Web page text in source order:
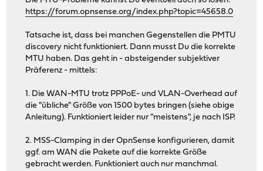
https://forum.opnsense.org/index.php?topic=45658.0
Tatsache ist, dass bei manchen Gegenstellen die PMTU
discovery nicht funktioniert. Dann musst Du die korrekte
MTU haben. Das geht in - absteigender subjektiver
Präferenz - mittels:
1. Die WAN-MTU trotz PPPoE- und VLAN-Overhead auf
die "übliche" Größe von 1500 bytes bringen (siehe obige
Anleitung). Funktioniert leider nur "meistens", je nach ISP.
2. MSS-Clamping in der OpnSense konfigurieren, damit
ggf. am WAN die Pakete auf die korrekte Größe
gebracht werden. Funktioniert auch nur manchmal.